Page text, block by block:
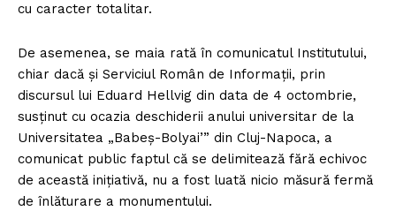
cu caracter totalitar.
De asemenea, se maia rată în comunicatul Institutului,
chiar dacă și Serviciul Român de Informații, prin
discursul lui Eduard Hellvig din data de 4 octombrie,
susținut cu ocazia deschiderii anului universitar de la
Universitatea „Babeș-Bolyai’” din Cluj-Napoca, a
comunicat public faptul că se delimitează fără echivoc
de această inițiativă, nu a fost luată nicio măsură fermă
de înlăturare a monumentului.